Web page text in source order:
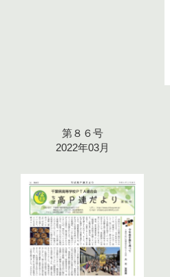
第８６号
2022年03月